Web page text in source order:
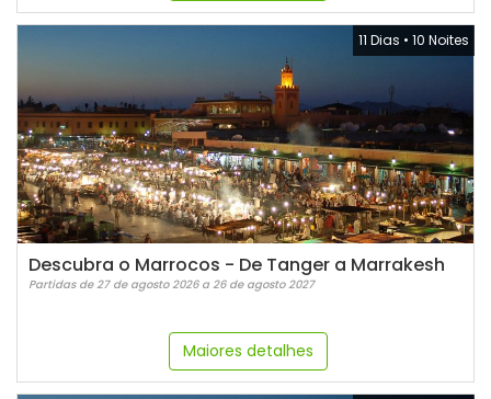
11 Dias • 10 Noites
Descubra o Marrocos - De Tanger a Marrakesh
Partidas de 27 de agosto 2026 a 26 de agosto 2027
Maiores detalhes